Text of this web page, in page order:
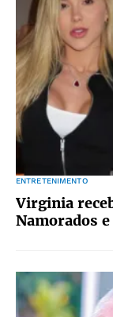
ENTRETENIMENTO
Virginia
Namorados